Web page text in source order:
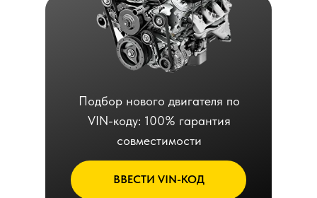
ВВЕСТИ VIN-КОД
Подбор нового двигателя по
VIN-коду: 100% гарантия
совместимости